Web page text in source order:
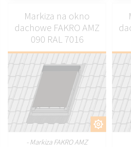
DOSTOSUJ
Markiza na okno
dachowe FAKRO AMZ
090 RAL 7016
- Markiza FAKRO AMZ